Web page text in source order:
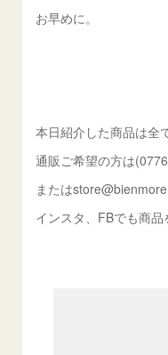
お早めに。
本日紹介した商品は全
通販ご希望の方は
または
インスタ、FBでも商品